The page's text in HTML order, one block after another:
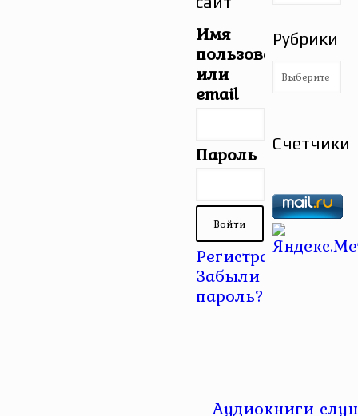
Имя
пользователя
или
email
Пароль
Регистрация |
Забыли
пароль?
Рубрики
Рубрики
Счетчики
Аудиокниги